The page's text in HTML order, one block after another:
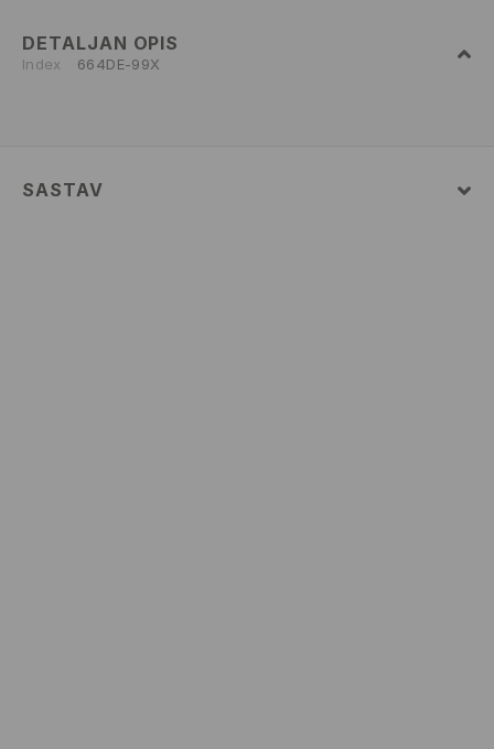
DETALJAN OPIS
Index 664DE-99X
SASTAV